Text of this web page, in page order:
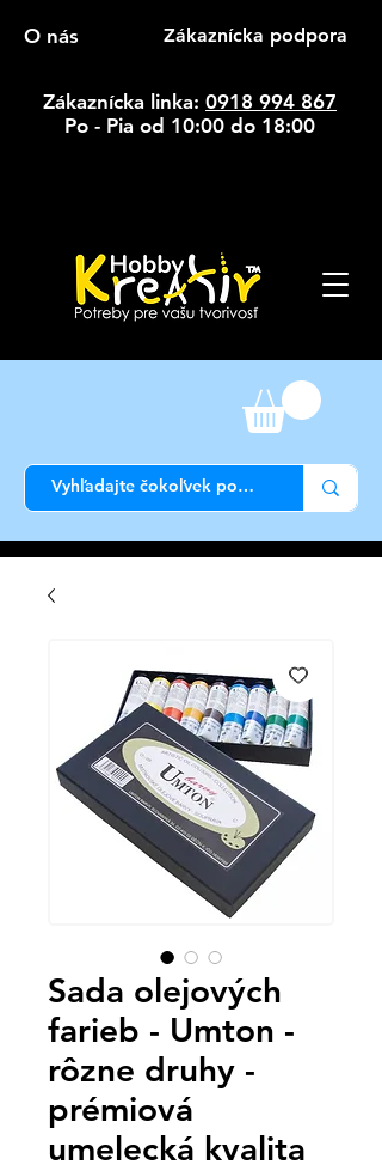
O nás Zákaznícka podpora
Zákaznícka linka: 0918 994 867
Po - Pia od 10:00 do 18:00
Sada olejových
farieb - Umton -
rôzne druhy -
prémiová
umelecká kvalita